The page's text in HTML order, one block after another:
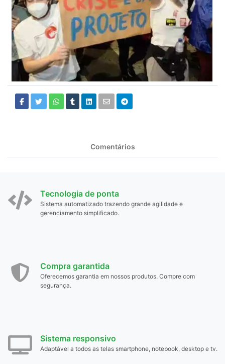
Comentários
Tecnologia de ponta
Sistema automatizado trazendo grande agilidade e
gerenciamento simplificado.
Compra garantida
Oferecemos garantia em nossos produtos. Compre com
segurança.
Sistema responsivo
Adaptável a todos as telas smartphone, notebook, desktop e tv.